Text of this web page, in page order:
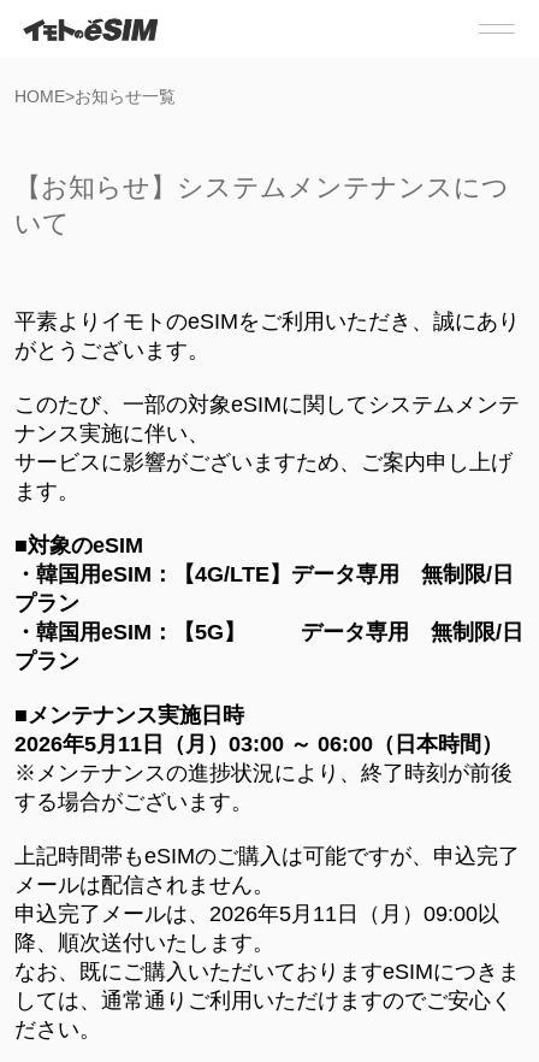
HOME>お知らせ一覧
【お知らせ】システムメンテナンスにつ
いて
平素よりイモトのeSIMをご利用いただき、誠にあり
がとうございます。
このたび、一部の対象eSIMに関してシステムメンテ
ナンス実施に伴い、
サービスに影響がございますため、ご案内申し上げ
ます。
■対象のeSIM
・韓国用eSIM：【4G/LTE】データ専用 無制限/日
プラン
・韓国用eSIM：【5G】 データ専用 無制限/日
プラン
■メンテナンス実施日時
2026年5月11日（月）03:00 ～ 06:00（日本時間）
※メンテナンスの進捗状況により、終了時刻が前後
する場合がございます。
上記時間帯もeSIMのご購入は可能ですが、申込完了
メールは配信されません。
申込完了メールは、2026年5月11日（月）09:00以
降、順次送付いたします。
なお、既にご購入いただいておりますeSIMにつきま
しては、通常通りご利用いただけますのでご安心く
ださい。